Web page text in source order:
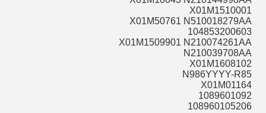
X01M1510001
X01M50761 N510018279AA
104853200603
X01M1509901 N210074261AA
N210039708AA
X01M1608102
N986YYYY-R85
X01M01164
1089601092
108960105206